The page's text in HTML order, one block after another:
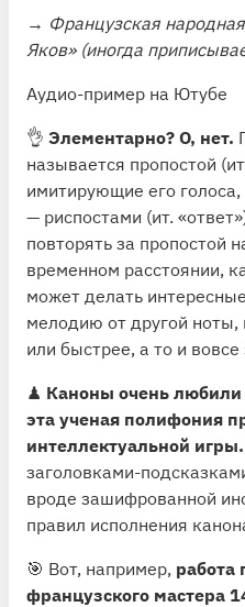
→ Французская
Яков» (иногда
Аудио-пример на Ютубе
👌 Элементарно? О, нет.
называется пропостой
имитирующие его
— риспостами (ит.
повторять за пропостой
временном расстоянии,
может делать
мелодию от другой ноты,
или быстрее, а то и
♟ Каноны очень любили
эта ученая полифония
интеллектуальной игры.
заголовками-
вроде зашифрованной
правил исполнения
🎯 Вот, например, работа
французского мастера